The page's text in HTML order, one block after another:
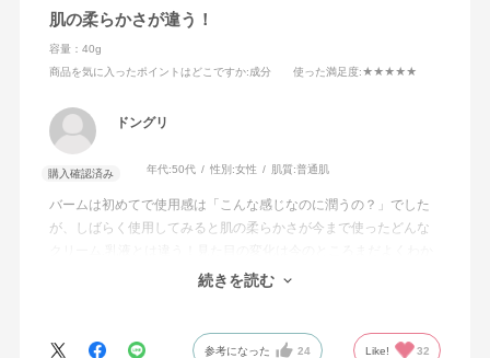
肌の柔らかさが違う！
容量：40g
商品を気に入ったポイントはどこですか:成分 使った満足度:★★★★★
ドングリ
購入確認済み 年代:50代 性別:女性 肌質:普通肌
バームは初めてで使用感は「こんな感じなのに潤うの？」でした
が、しばらく使用してみると肌の柔らかさが今まで使ったどんな
りませんが、質感は確実に変わりました。触った感じが10年若返
続きを読む
参考になった 24 Like! 32